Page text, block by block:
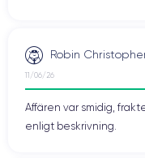
Robin
11/06/26
Affären var smidig,
enligt beskrivning.